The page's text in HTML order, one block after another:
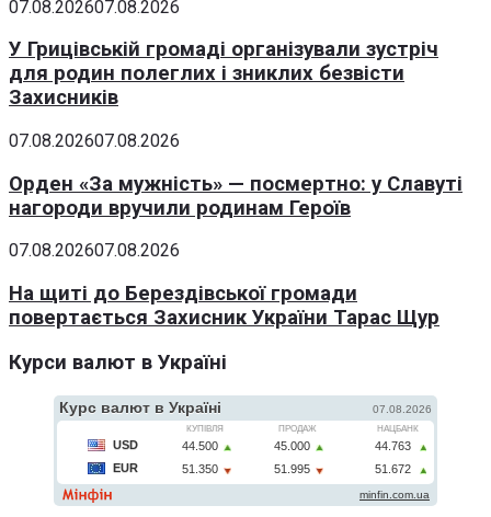
07.08.202607.08.2026
У Грицівській громаді організували зустріч
для родин полеглих і зниклих безвісти
Захисників
07.08.202607.08.2026
Орден «За мужність» — посмертно: у Славуті
нагороди вручили родинам Героїв
07.08.202607.08.2026
На щиті до Берездівської громади
повертається Захисник України Тарас Щур
Курси валют в Україні